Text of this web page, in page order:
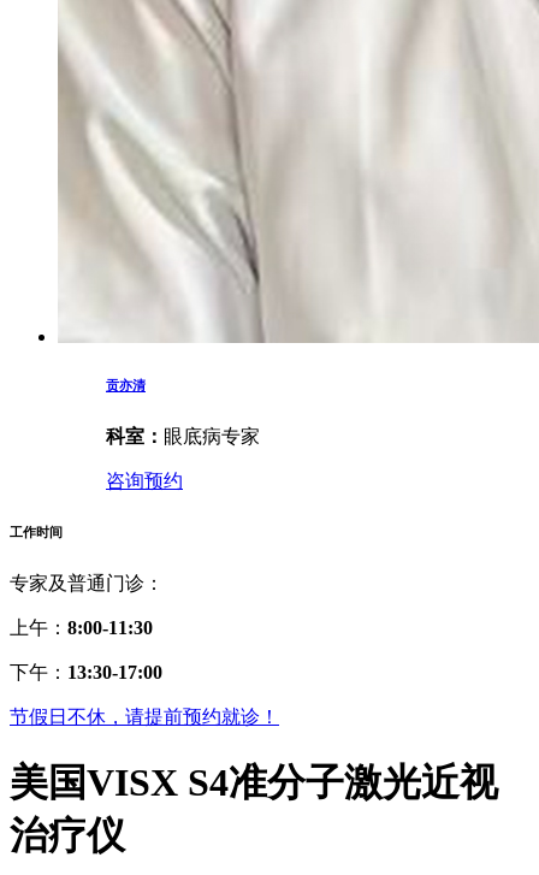
贡亦清
科室： 眼底病专家
咨询预约
工作时间
专家及普通门诊：
上午： 8:00-11:30
下午： 13:30-17:00
节假日不休，请提前预约就诊！
美国VISX S4准分子激光近视
治疗仪